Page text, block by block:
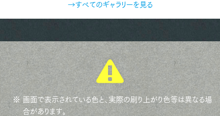
→すべてのギャラリーを見る
※ 画面で表示されている色と、実際の刷り上がり色等は異なる場
合があります。